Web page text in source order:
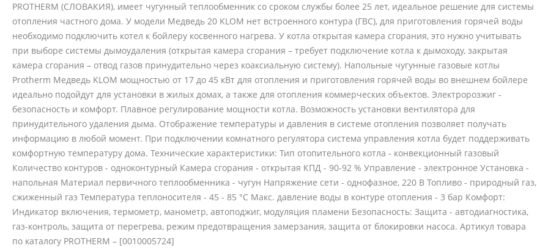
PROTHERM (СЛОВАКИЯ), имеет чугунный теплообменник со сроком службы более 25 лет, идеальное решение для системы
отопления частного дома. У модели Медведь 20 KLOM нет встроенного контура (ГВС), для приготовления горячей воды
необходимо подключить котел к бойлеру косвенного нагрева. У котла открытая камера сгорания, это нужно учитывать
при выборе системы дымоудаления (открытая камера сгорания – требует подключение котла к дымоходу, закрытая
камера сгорания – отвод газов принудительно через коаксиальную систему). Напольные чугунные газовые котлы
Protherm Медведь KLOM мощностью от 17 до 45 кВт для отопления и приготовления горячей воды во внешнем бойлере
идеально подойдут для установки в жилых домах, а также для отопления коммерческих объектов. Электророзжиг -
безопасность и комфорт. Плавное регулирование мощности котла. Возможность установки вентилятора для
принудительного удаления дыма. Отображение температуры и давления в системе отопления позволяет получать
информацию в любой момент. При подключении комнатного регулятора система управления котла будет поддерживать
комфортную температуру дома. Технические характеристики: Тип отопительного котла - конвекционный газовый
Количество контуров - одноконтурный Камера сгорания - открытая КПД - 90-92 % Управление - электронное Установка -
напольная Материал первичного теплообменника - чугун Напряжение сети - однофазное, 220 В Топливо - природный газ,
сжиженный газ Температура теплоносителя - 45 - 85 °С Макс. давление воды в контуре отопления - 3 бар Комфорт:
Индикатор включения, термометр, манометр, автоподжиг, модуляция пламени Безопасность: Защита - автодиагностика,
газ-контроль, защита от перегрева, режим предотвращения замерзания, защита от блокировки насоса. Артикул товара
по каталогу PROTHERM – [0010005724]